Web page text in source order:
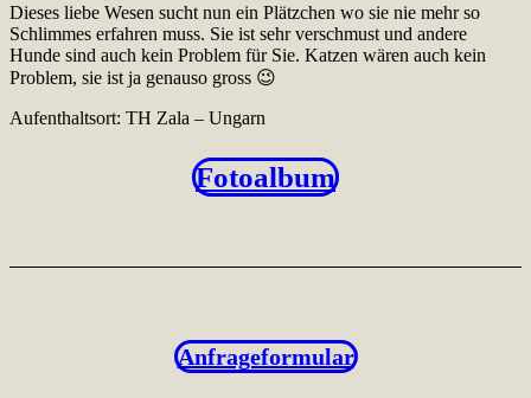
Dieses liebe Wesen sucht nun ein Plätzchen wo sie nie mehr so
Schlimmes erfahren muss. Sie ist sehr verschmust und andere
Hunde sind auch kein Problem für Sie. Katzen wären auch kein
Problem, sie ist ja genauso gross 😉
Aufenthaltsort: TH Zala – Ungarn
Fotoalbum
Anfrageformular